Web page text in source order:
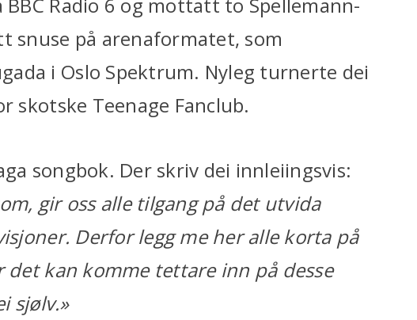
snuse på arenaformatet, som
i Oslo Spektrum. Nyleg turnerte dei
skotske Teenage Fanclub.
songbok. Der skriv dei innleiingsvis:
gir oss alle tilgang på det utvida
Derfor legg me her alle korta på
kan komme tettare inn på desse
sjølv.»